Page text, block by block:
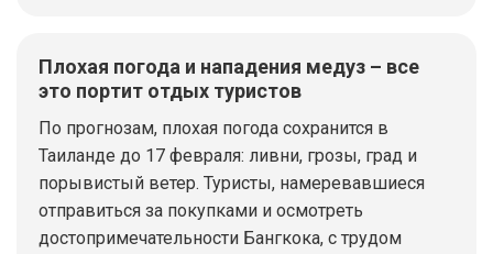
Плохая погода и нападения медуз – все
это портит отдых туристов
По прогнозам, плохая погода сохранится в
Таиланде до 17 февраля: ливни, грозы, град и
порывистый ветер. Туристы, намеревавшиеся
отправиться за покупками и осмотреть
достопримечательности Бангкока, с трудом